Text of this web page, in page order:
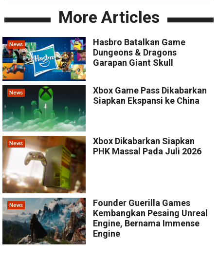
More Articles
News
Hasbro Batalkan Game
Dungeons & Dragons
Garapan Giant Skull
News
Xbox Game Pass Dikabarkan
Siapkan Ekspansi ke China
News
Xbox Dikabarkan Siapkan
PHK Massal Pada Juli 2026
News
Founder Guerilla Games
Kembangkan Pesaing Unreal
Engine, Bernama Immense
Engine